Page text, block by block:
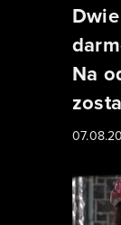
Na